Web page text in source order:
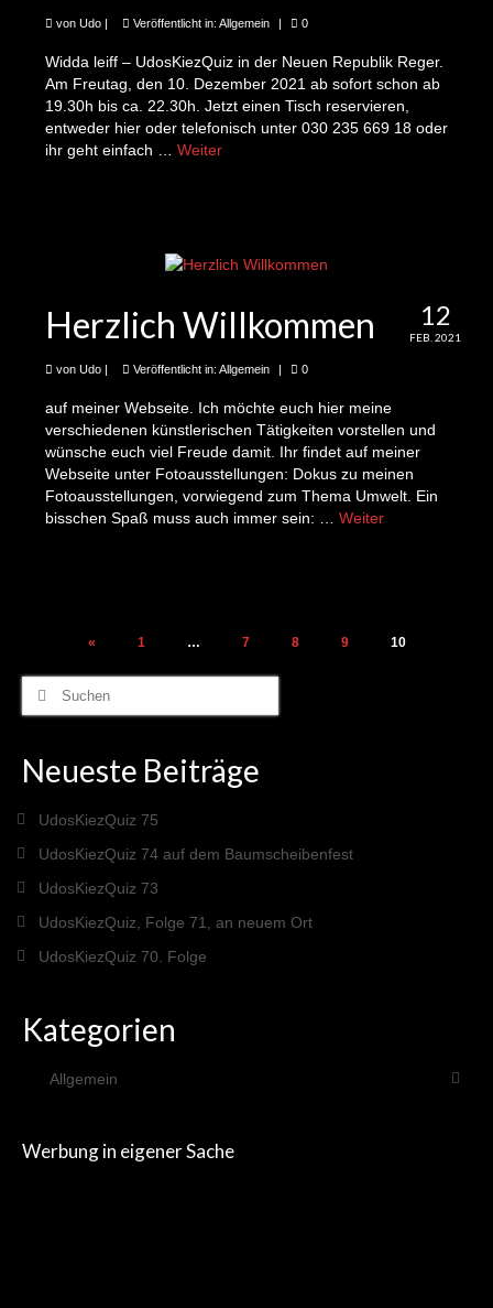
14te Folge: Martin und die kostenlos leihbaren
Lastenräder
15te Folge: Cordula und der neue
Ideenwettbewerb
zum Schmollerplatz
18te Folge: Adelheid und die FU-Studenten und
das Planspiel zum Kiezblock
19te Folge: Cathrin und die „Fahrraddemo“ für
20te Folge: Katrin Heinau und das „Silent Kino“
auf dem Schmollerplatz
21te Folge: Martin und das neue Parklet in der
Bóuchestraße
Baumscheibenfest
24te Folge: Claire und Jan-Willem auf der
Suche nach dem Zaubertier von Alt-Treptow
Schmollerplatz 1243-5 Minuten Kieznews
26te Folge: Sarah und das nachhaltige
27te Folge: Kai und wo der Pfeffer wächst
28te Folge: Andrea und die Stadtnaturkarten
30te Folge 1243-5 Minuten Kieznews: Marten
von Udo | Veröffentlicht in: Allgemein | 0
Widda leiff – UdosKiezQuiz in der Neuen Republik Reger.
Am Freutag, den 10. Dezember 2021 ab sofort schon ab
19.30h bis ca. 22.30h. Jetzt einen Tisch reservieren,
entweder hier oder telefonisch unter 030 235 669 18 oder
ihr geht einfach … Weiter
12
FEB. 2021
Herzlich Willkommen
von Udo Veröffentlicht in: Allgemein 0
auf meiner Webseite. Ich möchte euch hier meine
verschiedenen künstlerischen Tätigkeiten vorstellen und
wünsche euch viel Freude damit. Ihr findet auf meiner
Webseite unter Fotoausstellungen: Dokus zu meinen
Fotoausstellungen, vorwiegend zum Thema Umwelt. Ein
bisschen Spaß muss auch immer sein: … Weiter
Seitennummerierung
der
Beiträge
« 1 … 7 8 9 10
Suche
Neueste Beiträge
UdosKiezQuiz 75
UdosKiezQuiz 74 auf dem Baumscheibenfest
UdosKiezQuiz 73
UdosKiezQuiz, Folge 71, an neuem Ort
UdosKiezQuiz 70. Folge
Kategorien
Allgemein
Werbung in eigener Sache